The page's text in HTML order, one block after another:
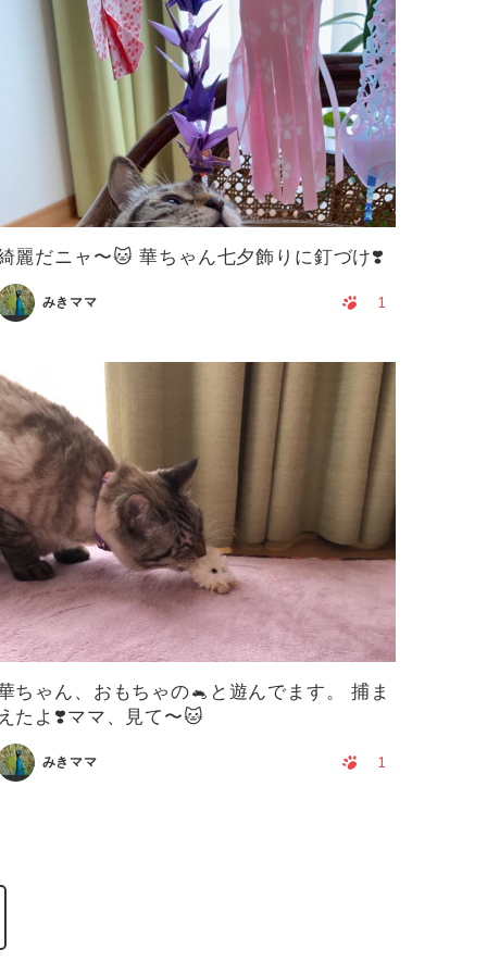
麗だニャ〜🐱 華ちゃん七夕飾りに釘づけ❣️
みきママ 1
ちゃん、おもちゃの🐁と遊んでます。 捕ま
たよ❣️ママ、見て〜🐱
みきママ 1